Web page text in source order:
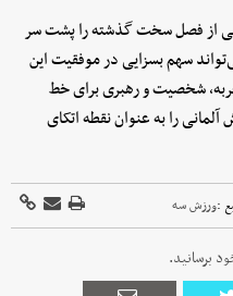
از فصل سخت گذشته را پشت سر
سهم بسزایی در موفقیت این
شخصیت و رهبری برای خط
را به عنوان نقطه اتکای
:ورزش سه
برسانید.